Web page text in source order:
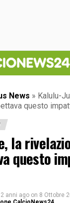
News » Kalulu-
questo
la
questo
2 anni ago on 8 Ottobre